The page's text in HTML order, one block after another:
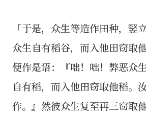
「于是，众生等造作田种，竪
众生自有稻谷，而入他田窃取
便作是语：『咄！咄！弊恶众
自有稻，而入他田窃取他稻。
作。』然彼众生复至再三窃取